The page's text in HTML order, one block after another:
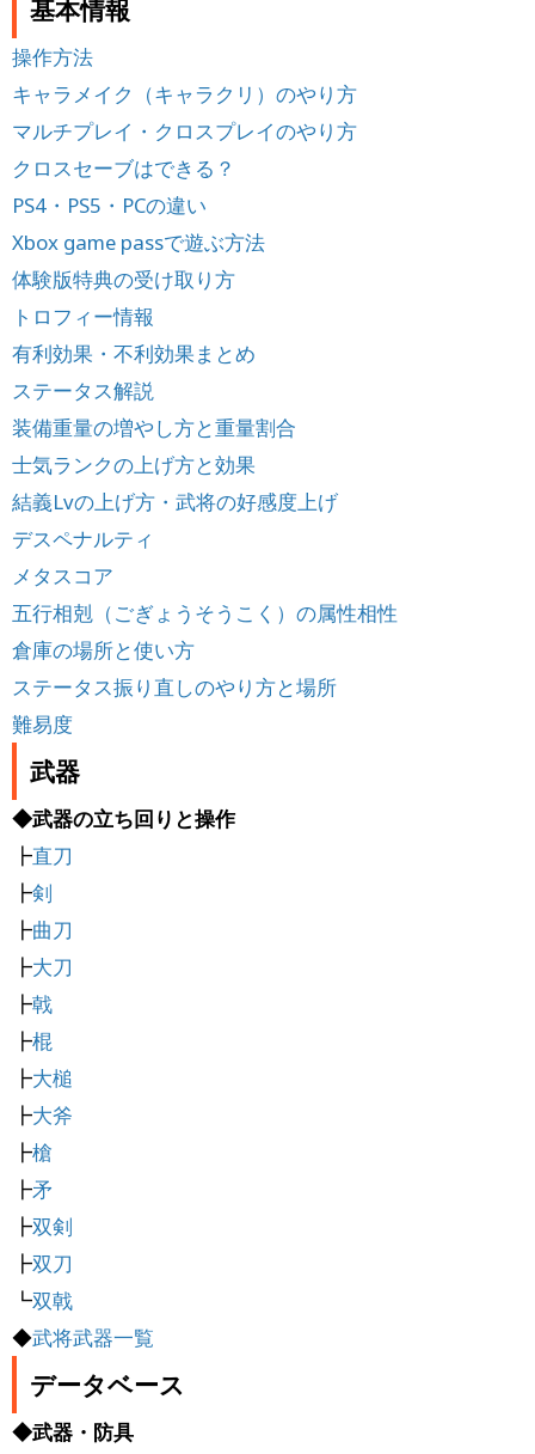
基本情報
操作方法
キャラメイク（キャラクリ）のやり方
マルチプレイ・クロスプレイのやり方
クロスセーブはできる？
PS4・PS5・PCの違い
Xbox game passで遊ぶ方法
体験版特典の受け取り方
トロフィー情報
有利効果・不利効果まとめ
ステータス解説
装備重量の増やし方と重量割合
士気ランクの上げ方と効果
結義Lvの上げ方・武将の好感度上げ
デスペナルティ
メタスコア
五行相剋（ごぎょうそうこく）の属性相性
倉庫の場所と使い方
ステータス振り直しのやり方と場所
難易度
武器
◆武器の立ち回りと操作
┣直刀
┣剣
┣曲刀
┣大刀
┣戟
┣棍
┣大槌
┣大斧
┣槍
┣矛
┣双剣
┣双刀
┗双戟
◆武将武器一覧
データベース
◆武器・防具